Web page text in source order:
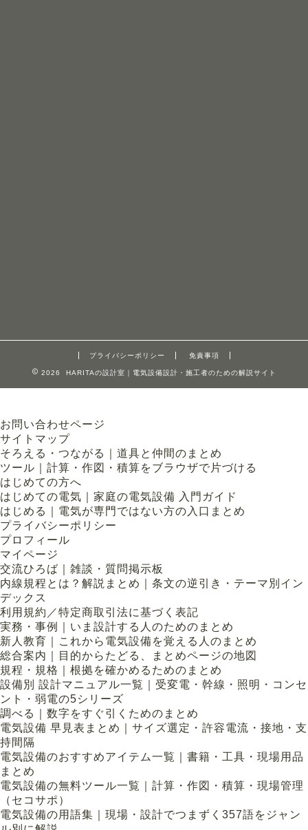
プライバシーポリシー 免責事項
2026 HARITAの設計室｜電気設備設計・施工者のための解説サイト
お問い合わせページ
サイトマップ
そろえる・つながる｜道具と仲間のまとめ
ツール｜計算・作図・積算をブラウザで片づける
はじめての方へ
はじめての電気｜家庭の電気設備 入門ガイド
はじめる｜電気が専門ではない方の入口まとめ
プライバシーポリシー
プロフィール
マイページ
交流ひろば｜雑談・質問掲示板
内線規程とは？解説まとめ｜条文の逆引き・テーマ別イン
デックス
利用規約／特定商取引法に基づく表記
実務・事例｜いま設計する人のためのまとめ
新人教育｜これから電気設備を覚える人のまとめ
総合案内｜目的からたどる、まとめページの地図
規程・規格｜根拠を確かめるためのまとめ
設備別 設計マニュアル一覧｜受変電・幹線・照明・コンセ
ント・弱電の5シリーズ
調べる｜数字をすぐ引くためのまとめ
電気設備 早見表まとめ｜サイズ選定・許容電流・接地・支
持間隔
電気設備のおすすめアイテム一覧｜書籍・工具・現場用品
まとめ
電気設備の無料ツール一覧｜計算・作図・積算・現場管理
（セコサポ）
電気設備の用語集｜現場・設計でつまずく357語をジャン